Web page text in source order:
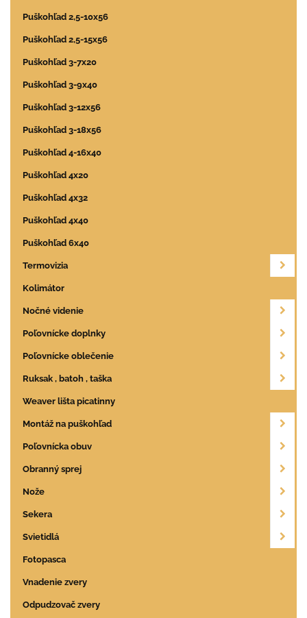
Puškohľad 2,5-10x56
Puškohľad 2,5-15x56
Puškohľad 3-7x20
Puškohľad 3-9x40
Puškohľad 3-12x56
Puškohľad 3-18x56
Puškohľad 4-16x40
Puškohľad 4x20
Puškohľad 4x32
Puškohľad 4x40
Puškohľad 6x40
Termovizia
Kolimátor
Nočné videnie
Poľovnícke doplnky
Poľovnícke oblečenie
Ruksak , batoh , taška
Weaver lišta picatinny
Montáž na puškohľad
Poľovnícka obuv
Obranný sprej
Nože
Sekera
Svietidlá
Fotopasca
Vnadenie zvery
Odpudzovač zvery